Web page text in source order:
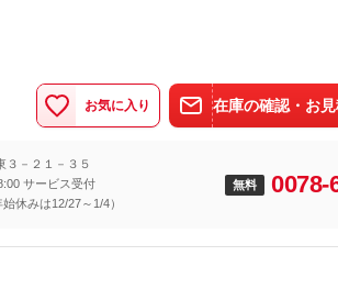
お気に入り 在庫の確認・お見
３－２１－３５
10:00～18:00 サービス受付
休みは12/27～1/4）
無料 0078-